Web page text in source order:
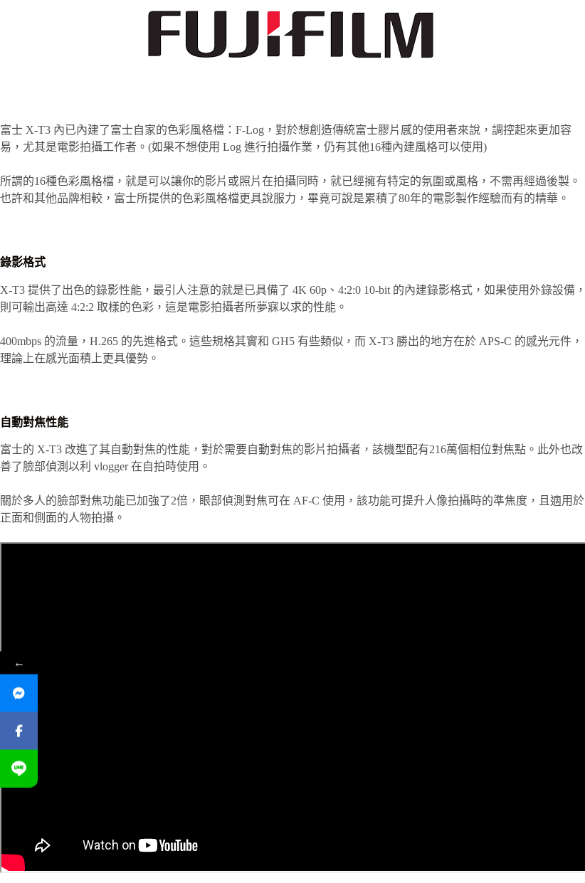
富士 X-T3 內已內建了富士自家的色彩風格檔：F-Log，對於想創造傳統富士膠片感的使用者來說，調控起來更加容
易，尤其是電影拍攝工作者。(如果不想使用 Log 進行拍攝作業，仍有其他16種內建風格可以使用)
所謂的16種色彩風格檔，就是可以讓你的影片或照片在拍攝同時，就已經擁有特定的氛圍或風格，不需再經過後製。
也許和其他品牌相較，富士所提供的色彩風格檔更具說服力，畢竟可說是累積了80年的電影製作經驗而有的精華。
錄影格式
X-T3 提供了出色的錄影性能，最引人注意的就是已具備了 4K 60p、4:2:0 10-bit 的內建錄影格式，如果使用外錄設備，
則可輸出高達 4:2:2 取樣的色彩，這是電影拍攝者所夢寐以求的性能。
400mbps 的流量，H.265 的先進格式。這些規格其實和 GH5 有些類似，而 X-T3 勝出的地方在於 APS-C 的感光元件，
理論上在感光面積上更具優勢。
自動對焦性能
富士的 X-T3 改進了其自動對焦的性能，對於需要自動對焦的影片拍攝者，該機型配有216萬個相位對焦點。此外也改
善了臉部偵測以利 vlogger 在自拍時使用。
關於多人的臉部對焦功能已加強了2倍，眼部偵測對焦可在 AF-C 使用，該功能可提升人像拍攝時的準焦度，且適用於
正面和側面的人物拍攝。
←